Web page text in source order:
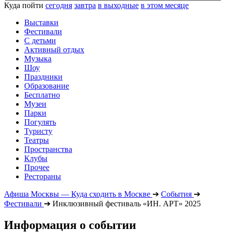
Куда пойти сегодня завтра в выходные в этом месяце
Выставки
Фестивали
С детьми
Активный отдых
Музыка
Шоу
Праздники
Образование
Бесплатно
Музеи
Парки
Погулять
Туристу
Театры
Пространства
Клубы
Прочее
Рестораны
Афиша Москвы — Куда сходить в Москве ➔ События ➔
Фестивали ➔ Инклюзивный фестиваль «ИН. АРТ» 2025
Информация о событии